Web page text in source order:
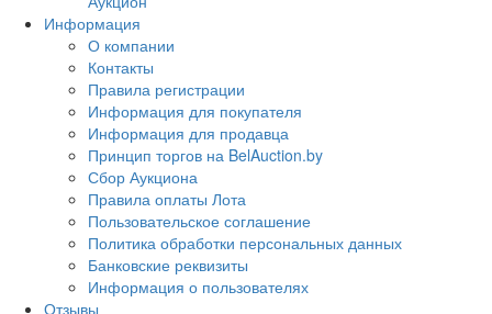
Информация
О компании
Контакты
Правила регистрации
Информация для покупателя
Информация для продавца
Принцип торгов на BelAuction.by
Сбор Аукциона
Правила оплаты Лота
Пользовательское соглашение
Политика обработки персональных данных
Банковские реквизиты
Информация о пользователях
Отзывы